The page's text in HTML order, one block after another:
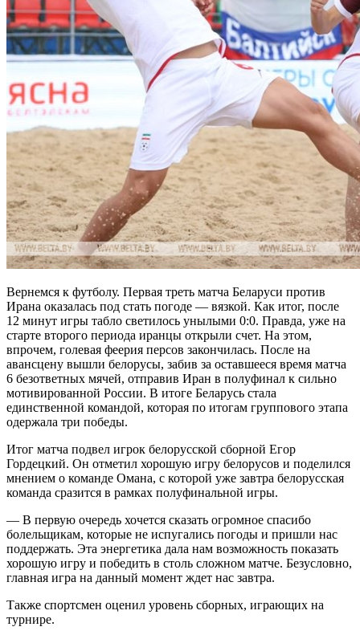
Вернемся к футболу. Первая треть матча Беларуси против
Ирана оказалась под стать погоде — вязкой. Как итог, после
12 минут игры табло светилось унылыми 0:0. Правда, уже на
старте второго периода иранцы открыли счет. На этом,
впрочем, голевая феерия персов закончилась. После на
авансцену вышли белорусы, забив за оставшееся время матча
6 безответных мячей, отправив Иран в полуфинал к сильно
мотивированной России. В итоге Беларусь стала
единственной командой, которая по итогам группового этапа
одержала три победы.
Итог матча подвел игрок белорусской сборной Егор
Гордецкий. Он отметил хорошую игру белорусов и поделился
мнением о команде Омана, с которой уже завтра белорусская
команда сразится в рамках полуфинальной игры.
— В первую очередь хочется сказать огромное спасибо
болельщикам, которые не испугались погоды и пришли нас
поддержать. Эта энергетика дала нам возможность показать
хорошую игру и победить в столь сложном матче. Безусловно,
главная игра на данный момент ждет нас завтра.
Также спортсмен оценил уровень сборных, играющих на
турнире.